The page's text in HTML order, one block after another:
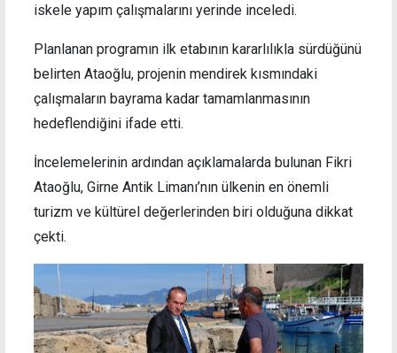
iskele yapım çalışmalarını yerinde inceledi.
Planlanan programın ilk etabının kararlılıkla sürdüğünü
belirten Ataoğlu, projenin mendirek kısmındaki
çalışmaların bayrama kadar tamamlanmasının
hedeflendiğini ifade etti.
İncelemelerinin ardından açıklamalarda bulunan Fikri
Ataoğlu, Girne Antik Limanı’nın ülkenin en önemli
turizm ve kültürel değerlerinden biri olduğuna dikkat
çekti.